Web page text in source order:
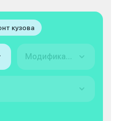
кузова
Модификация